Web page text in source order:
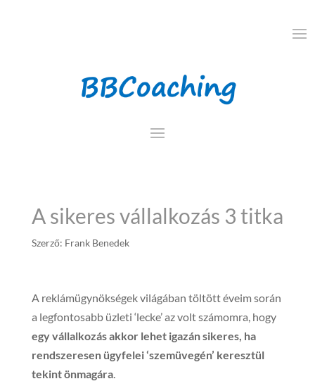
A sikeres vállalkozás 3 titka
Szerző: Frank Benedek
A reklámügynökségek világában töltött éveim során
a legfontosabb üzleti ‘lecke’ az volt számomra, hogy
egy vállalkozás akkor lehet igazán sikeres, ha
rendszeresen ügyfelei ‘szemüvegén’ keresztül
tekint önmagára.